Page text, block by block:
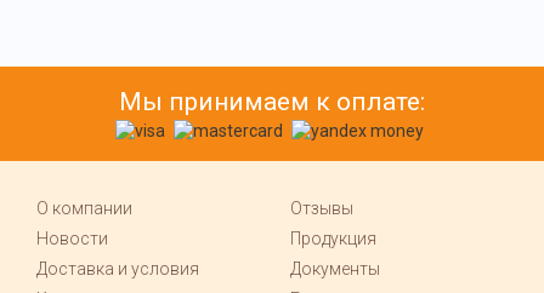
Мы принимаем к оплате:
О компании
Отзывы
Новости
Продукция
Доставка и условия
Документы